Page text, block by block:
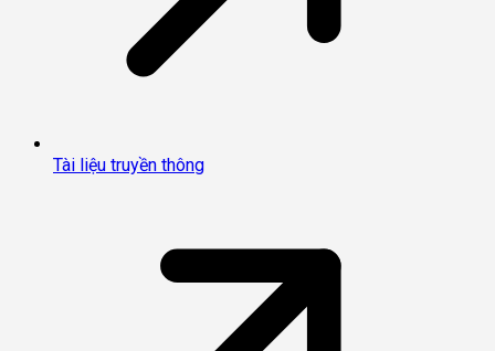
Tài liệu truyền thông